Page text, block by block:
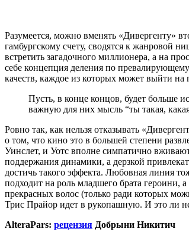
Разумеется, можно вменять «Дивергенту»
гамбургскому счету, сводятся к жанровой
встретить загадочного миллионера, а на
себе концепция деления по
качеств, каждое из которых может выйти
Пусть, в конце концов, будет больше
важную для них мысль “ты такая,
Ровно так, как нельзя отказывать
о том, что кино это в большей степени
Уинслет, и Уотс вполне симпатично
поддержания динамики, а дерзкой
достичь такого эффекта. Любовная линия
подходит на роль младшего брата героини,
прекрасных волос (только ради которых
Трис Прайор идет в рукопашную. И это ли
AlteraPars: рецензия Добрыни Никитич